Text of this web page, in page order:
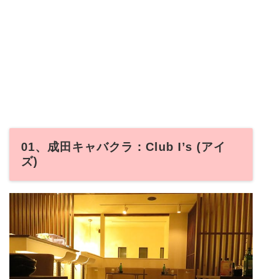
01、成田キャバクラ：Club I’s (アイ
ズ)